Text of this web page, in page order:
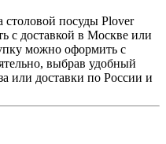
столовой посуды Plover
с доставкой в Москве или
можно оформить с
выбрав удобный
или доставки по России и